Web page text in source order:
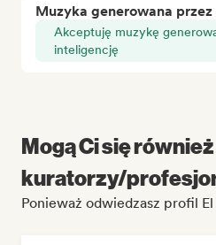
Muzyka generowana
Akceptuję muzykę
inteligencję
Mogą Ci się
kuratorzy/
Ponieważ odwiedzasz profil El